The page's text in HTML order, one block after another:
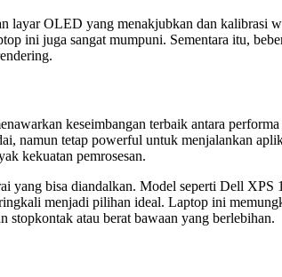
OLED yang menakjubkan dan kalibrasi
juga sangat mumpuni. Sementara itu,
keseimbangan terbaik antara
namun tetap powerful untuk menjalankan
kekuatan pemrosesan.
yang bisa diandalkan. Model seperti Dell
menjadi pilihan ideal. Laptop ini
stopkontak atau berat bawaan yang berlebihan.